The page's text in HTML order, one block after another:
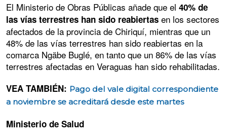
El Ministerio de Obras Públicas añade que el 40% de
las vías terrestres han sido reabiertas en los sectores
afectados de la provincia de Chiriquí, mientras que un
48% de las vías terrestres han sido reabiertas en la
comarca Ngäbe Buglé, en tanto que un 86% de las vías
terrestres afectadas en Veraguas han sido rehabilitadas.
VEA TAMBIÉN: Pago del vale digital correspondiente
a noviembre se acreditará desde este martes
Ministerio de Salud